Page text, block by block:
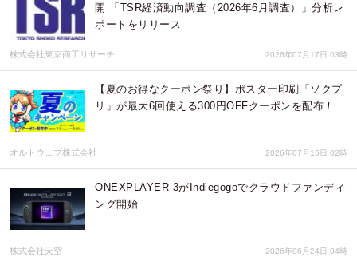
開 「TSR経済動向調査（2026年6月調査）」分析レ
ポートをリリース
株式会社東京商工リサーチ 2026年07月17日 03時
【夏のお得なクーポン祭り】ポスター印刷「ソクプ
リ」が最大6回使える300円OFFクーポンを配布！
オルトウェブ株式会社 2026年07月15日 02時
ONEXPLAYER 3がIndiegogoでクラウドファンディ
ング開始
株式会社天空 2026年06月24日 04時